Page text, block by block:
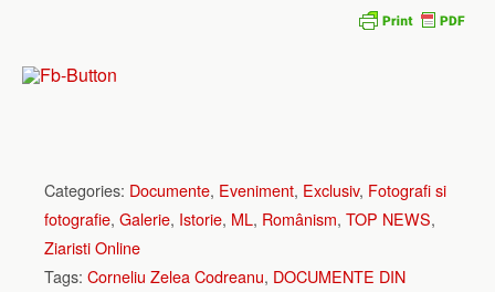
Categories: Documente, Eveniment, Exclusiv, Fotografi si
fotografie, Galerie, Istorie, ML, Românism, TOP NEWS,
Ziaristi Online
Tags: Corneliu Zelea Codreanu, DOCUMENTE DIN